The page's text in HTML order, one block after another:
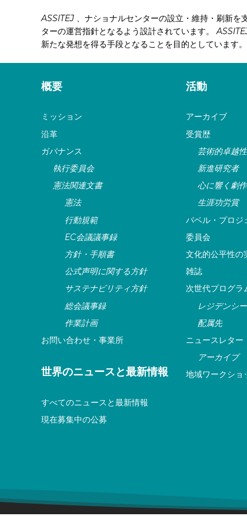
ASSITEJ 、ナショナルセンターの設立・維持・刷新を
ターの運営指針となるよう設計されています。
新たな発想を得る手段となることを目的としています。
概要
ミッション
沿革
ガバナンス
執行委員会
憲法関連文書
憲法
行動規範
EC会議議事録
方針・手順書
公式声明に関する方針
サステナビリティ方針
総会議事録
作業計画
お問い合わせ・事業所
世界のニュースと最新情報
すべてのニュースと最新情報
現在募集中の公募
活動
アーカイブ
受賞歴
芸術的卓越性
新進研究者
心に響く劇
生涯功労賞
バベル・プロジ
委員会
文化的公平性の
雑誌
次世代プログラ
レジデンシー
配属先
ニュースレター
アーカイブ
地域ワークショ